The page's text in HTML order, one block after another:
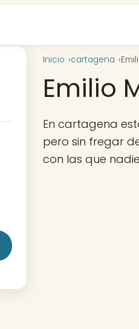
Inicio cartagena
Emilio
En cartagena
pero sin fregar
con las que